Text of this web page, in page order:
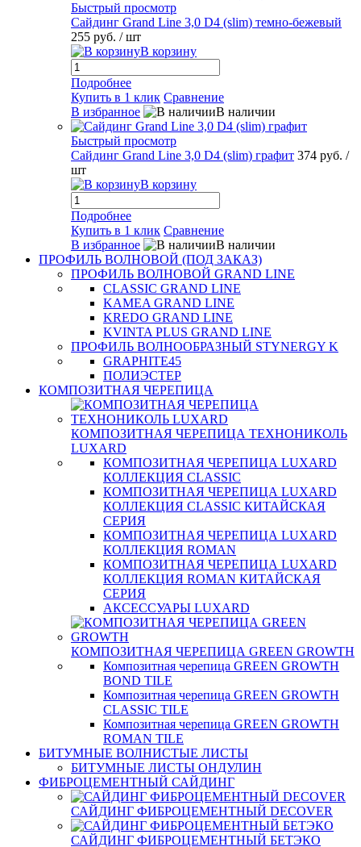
Быстрый просмотр
Сайдинг Grand Line 3,0 D4 (slim) темно-бежевый
255 руб. / шт
В корзину
Подробнее
Купить в 1 клик Сравнение
В избранное
В наличии
Быстрый просмотр
Сайдинг Grand Line 3,0 D4 (slim) графит 374 руб. /
шт
В корзину
Подробнее
Купить в 1 клик Сравнение
В избранное
В наличии
ПРОФИЛЬ ВОЛНОВОЙ (ПОД ЗАКАЗ)
ПРОФИЛЬ ВОЛНОВОЙ GRAND LINE
CLASSIC GRAND LINE
KAMEA GRAND LINE
KREDO GRAND LINE
KVINTA PLUS GRAND LINE
ПРОФИЛЬ ВОЛНООБРАЗНЫЙ STYNERGY K
GRAPHITE45
ПОЛИЭСТЕР
КОМПОЗИТНАЯ ЧЕРЕПИЦА
КОМПОЗИТНАЯ ЧЕРЕПИЦА ТЕХНОНИКОЛЬ
LUXARD
КОМПОЗИТНАЯ ЧЕРЕПИЦА LUXARD
КОЛЛЕКЦИЯ CLASSIC
КОМПОЗИТНАЯ ЧЕРЕПИЦА LUXARD
КОЛЛЕКЦИЯ CLASSIC КИТАЙСКАЯ
СЕРИЯ
КОМПОЗИТНАЯ ЧЕРЕПИЦА LUXARD
КОЛЛЕКЦИЯ ROMAN
КОМПОЗИТНАЯ ЧЕРЕПИЦА LUXARD
КОЛЛЕКЦИЯ ROMAN КИТАЙСКАЯ
СЕРИЯ
АКСЕССУАРЫ LUXARD
КОМПОЗИТНАЯ ЧЕРЕПИЦА GREEN GROWTH
Композитная черепица GREEN GROWTH
BOND TILE
Композитная черепица GREEN GROWTH
CLASSIC TILE
Композитная черепица GREEN GROWTH
ROMAN TILE
БИТУМНЫЕ ВОЛНИСТЫЕ ЛИСТЫ
БИТУМНЫЕ ЛИСТЫ ОНДУЛИН
ФИБРОЦЕМЕНТНЫЙ САЙДИНГ
САЙДИНГ ФИБРОЦЕМЕНТНЫЙ DECOVER
САЙДИНГ ФИБРОЦЕМЕНТНЫЙ БЕТЭКО